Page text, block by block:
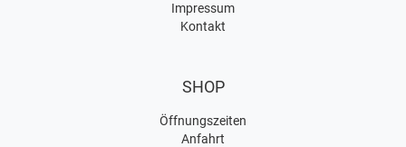
Impressum
Kontakt
SHOP
Öffnungszeiten
Anfahrt